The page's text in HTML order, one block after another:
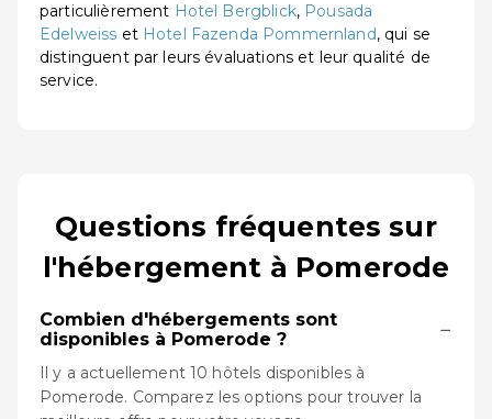
particulièrement Hotel Bergblick, Pousada
Edelweiss et Hotel Fazenda Pommernland, qui se
distinguent par leurs évaluations et leur qualité de
service.
Questions fréquentes sur
l'hébergement à Pomerode
Combien d'hébergements sont
disponibles à Pomerode ?
−
Il y a actuellement 10 hôtels disponibles à
Pomerode. Comparez les options pour trouver la